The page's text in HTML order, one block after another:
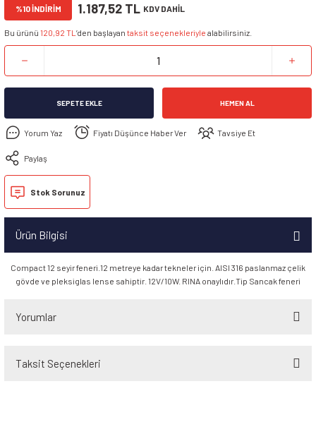
%10 İNDİRİM 1.187,52 TL KDV DAHİL
Bu ürünü 120,92 TL ’den başlayan taksit seçenekleriyle alabilirsiniz.
SEPETE EKLE HEMEN AL
Yorum Yaz Fiyatı Düşünce Haber Ver Tavsiye Et
Paylaş
Stok Sorunuz
Ürün Bilgisi
Compact 12 seyir feneri.12 metreye kadar tekneler için. AISI 316 paslanmaz çelik
gövde ve pleksiglas lense sahiptir. 12V/10W. RINA onaylıdır.Tip Sancak feneri
Yorumlar
Taksit Seçenekleri